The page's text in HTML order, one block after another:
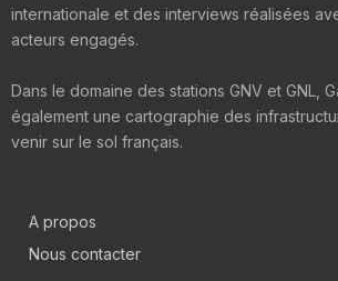
internationale et des interviews réalisées
acteurs engagés.
Dans le domaine des stations GNV et GNL,
également une cartographie des
venir sur le sol français.
A propos
Nous contacter